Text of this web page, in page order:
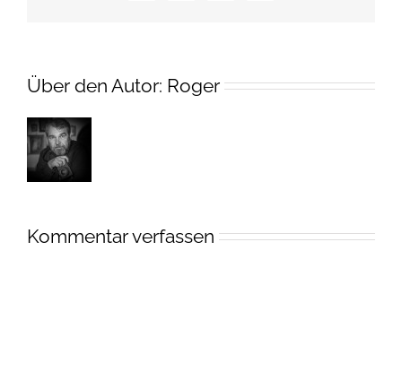
Über den Autor: Roger
Kommentar verfassen